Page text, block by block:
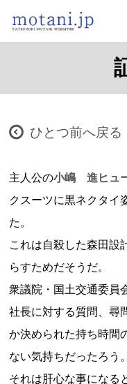
ひとつ前へ戻る
主人公の小嶋 進ヒュ
クスーツに黒ネクタイ
た。
これは自殺した森田設
らすためだそうだ。
衆議院・国土交通委
社長に対する質問、尋
か決められた持ち時間
ない気持ちだったろう
それは肝心な事になる